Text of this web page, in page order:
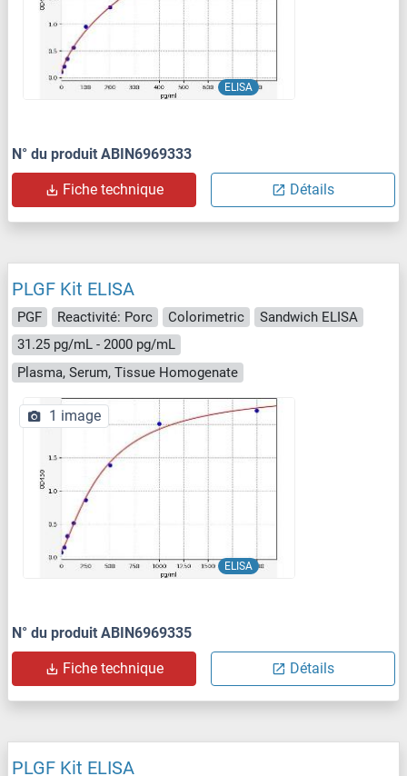
ELISA
N° du produit ABIN6969333
Fiche technique Détails
PLGF Kit ELISA
PGF Reactivité: Porc Colorimetric
Sandwich ELISA
31.25 pg/mL - 2000 pg/mL
Plasma, Serum, Tissue Homogenate
ELISA
1 image
N° du produit ABIN6969335
Fiche technique Détails
PLGF Kit ELISA